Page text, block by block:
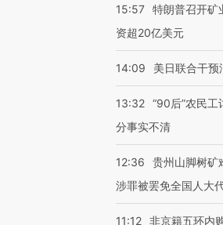
15:57 特朗普召开矿
资超20亿美元
14:09 美日联合干预
13:32 “90后”农民
分事实不清
12:36
贵州山脚树矿
涉罪被罢免全国人大
11:12 非京籍五环内